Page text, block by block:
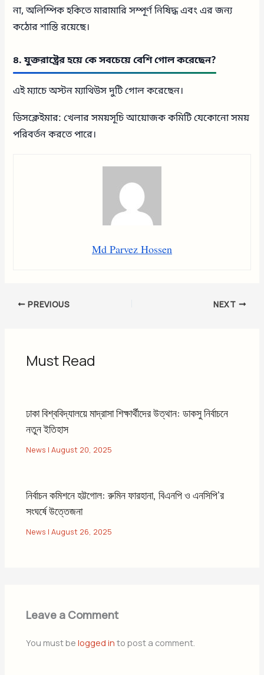
না, অলিম্পিক হকিতে মারামারি সম্পূর্ণ নিষিদ্ধ এবং এর জন্য
কঠোর শাস্তি রয়েছে।
৪. যুক্তরাষ্ট্রের হয়ে কে সবচেয়ে বেশি গোল করেছেন?
এই ম্যাচে অস্টন ম্যাথিউস দুটি গোল করেছেন।
ডিসক্লেইমার: খেলার সময়সূচি আয়োজক কমিটি যেকোনো সময়
পরিবর্তন করতে পারে।
Md Parvez Hossen
PREVIOUS NEXT
Must Read
ঢাকা বিশ্ববিদ্যালয়ে মাদ্রাসা শিক্ষার্থীদের উত্থান: ডাকসু নির্বাচনে
নতুন ইতিহাস
News |August 20, 2025
নির্বাচন কমিশনে হট্টগোল: রুমিন ফারহানা, বিএনপি ও এনসিপি’র
সংঘর্ষে উত্তেজনা
News |August 26, 2025
Leave a Comment
You must belogged in to post a comment.